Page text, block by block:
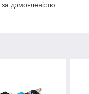
домовленістю